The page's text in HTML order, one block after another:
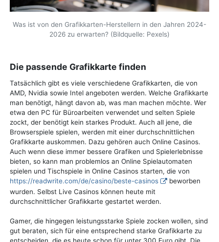
Was ist von den Grafikkarten-Herstellern in den Jahren 2024-
2026 zu erwarten? (Bildquelle: Pexels)
Die passende Grafikkarte finden
Tatsächlich gibt es viele verschiedene Grafikkarten, die von
AMD, Nvidia sowie Intel angeboten werden. Welche Grafikkarte
man benötigt, hängt davon ab, was man machen möchte. Wer
etwa den PC für Büroarbeiten verwendet und selten Spiele
zockt, der benötigt kein starkes Produkt. Auch all jene, die
Browserspiele spielen, werden mit einer durchschnittlichen
Grafikkarte auskommen. Dazu gehören auch Online Casinos.
Auch wenn diese immer bessere Grafiken und Spielerlebnisse
bieten, so kann man problemlos an Online Spielautomaten
spielen und Tischspiele in Online Casinos starten, die von
https://readwrite.com/de/casino/beste-casinos
beworben
wurden. Selbst Live Casinos können heute mit
durchschnittlicher Grafikkarte gestartet werden.
Gamer, die hingegen leistungsstarke Spiele zocken wollen, sind
gut beraten, sich für eine entsprechend starke Grafikkarte zu
entscheiden, die es heute schon für unter 300 Euro gibt. Die